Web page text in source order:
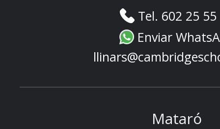
Tel. 602 25
Enviar
Mataró